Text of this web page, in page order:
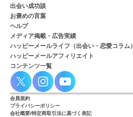
出会い成功談
お褒めの言葉
ヘルプ
メディア掲載・広告実績
ハッピーメールライフ（出会い・恋愛コラム）
ハッピーメールアフィリエイト
コンテンツ一覧
会員規約
プライバシーポリシー
会社概要/特定商取引法に基づく表記